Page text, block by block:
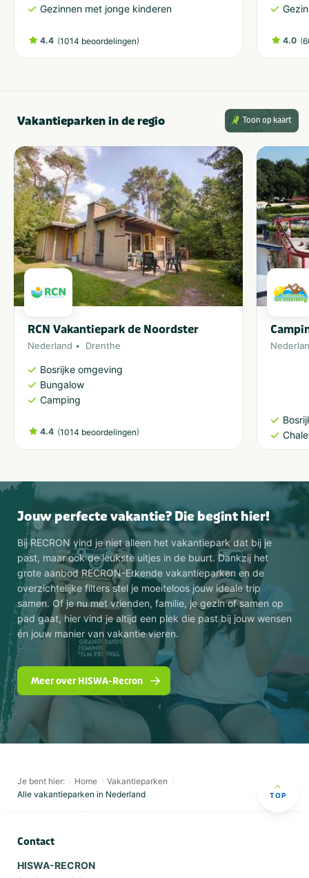
Gezinnen met jonge kinderen
4.4 (1014 beoordelingen) 4.0 (
Vakantieparken in de regio Toon op kaart
RCN Vakantiepark de Noordster
Nederland Drenthe
Bosrijke omgeving
Bungalow
Camping
4.4 (1014 beoordelingen)
Jouw perfecte vakantie? Die begint hier!
Bij RECRON vind je niet alleen het vakantiepark dat bij je
past, maar ook de leukste uitjes in de buurt. Dankzij het
grote aanbod RECRON-Erkende vakantieparken en de
overzichtelijke filters stel je moeiteloos jouw ideale trip
samen. Of je nu met vrienden, familie, je gezin of samen op
pad gaat, hier vind je altijd een plek die past bij jouw wensen
én jouw manier van vakantie vieren.
Meer over HISWA-Recron
Je bent hier: Home
Vakantieparken
Alle vakantieparken in Nederland
TOP
Contact
HISWA-RECRON